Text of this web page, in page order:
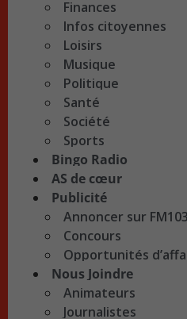
Finances
Infos citoyennes
Loisirs
Musique
Politique
Santé
Société
Sports
Bingo Radio
AS de cœur
Publicité
Annoncer sur
Concours
Opportunités
Nous Joindre
Animateurs
Journalistes